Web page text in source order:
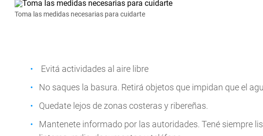
Toma las medidas necesarias para cuidarte
Evitá actividades al aire libre
No saques la basura. Retirá objetos que impidan que el
Quedate lejos de zonas costeras y ribereñas.
Mantenete informado por las autoridades. Tené siempre